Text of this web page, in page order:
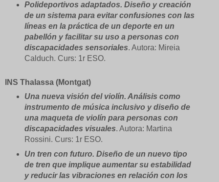
Polideportivos adaptados. Diseño y creación
de un sistema para evitar confusiones con las
líneas en la práctica de un deporte en un
pabellón y facilitar su uso a personas con
discapacidades sensoriales. Autora: Mireia
Calduch. Curs: 1r ESO.
INS Thalassa (Montgat)
Una nueva visión del violín. Análisis como
instrumento de música inclusivo y diseño de
una maqueta de violín para personas con
discapacidades visuales. Autora: Martina
Rossini. Curs: 1r ESO.
Un tren con futuro. Diseño de un nuevo tipo
de tren que implique aumentar su estabilidad
y reducir las vibraciones en relación con los